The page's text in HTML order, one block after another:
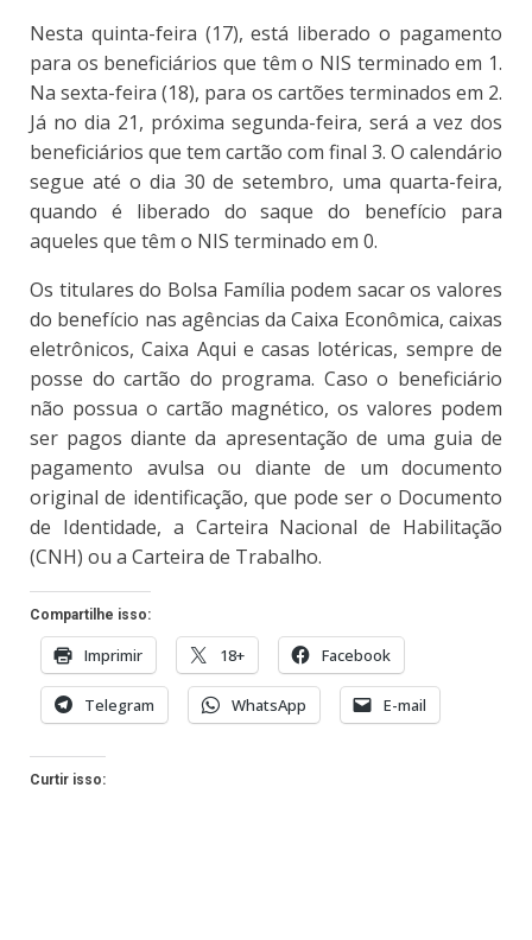
Nesta quinta-feira (17), está liberado o pagamento
para os beneficiários que têm o NIS terminado em 1.
Na sexta-feira (18), para os cartões terminados em 2.
Já no dia 21, próxima segunda-feira, será a vez dos
beneficiários que tem cartão com final 3. O calendário
segue até o dia 30 de setembro, uma quarta-feira,
quando é liberado do saque do benefício para
aqueles que têm o NIS terminado em 0.
Os titulares do Bolsa Família podem sacar os valores
do benefício nas agências da Caixa Econômica, caixas
eletrônicos, Caixa Aqui e casas lotéricas, sempre de
posse do cartão do programa. Caso o beneficiário
não possua o cartão magnético, os valores podem
ser pagos diante da apresentação de uma guia de
pagamento avulsa ou diante de um documento
original de identificação, que pode ser o Documento
de Identidade, a Carteira Nacional de Habilitação
(CNH) ou a Carteira de Trabalho.
Compartilhe isso:
Imprimir 18+ Facebook
Telegram WhatsApp E-mail
Curtir isso: